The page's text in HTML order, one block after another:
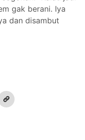
gak berani. Iya
dan disambut